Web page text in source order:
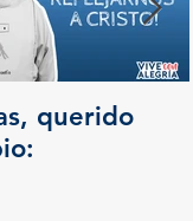
querido